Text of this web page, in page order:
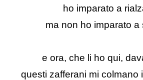
ho imparato a
ma non ho imparato a
e ora, che li ho qui,
questi zafferani mi colmano